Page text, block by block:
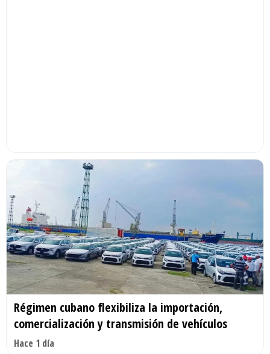
Régimen cubano flexibiliza la importación,
comercialización y transmisión de vehículos
Hace 1 día